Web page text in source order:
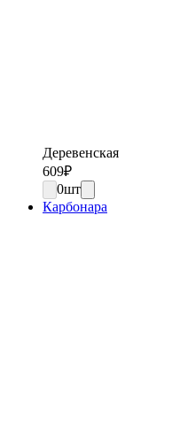
Деревенская
609₽
0шт
Карбонара